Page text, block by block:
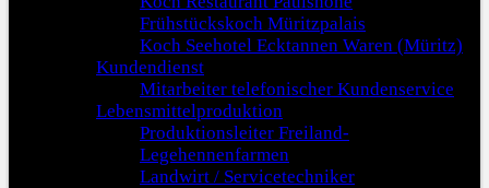
Frühstückskoch Müritzpalais
Koch Seehotel Ecktannen Waren (Müritz)
Kundendienst
Mitarbeiter telefonischer Kundenservice
Lebensmittelproduktion
Produktionsleiter Freiland-
Legehennenfarmen
Landwirt / Servicetechniker